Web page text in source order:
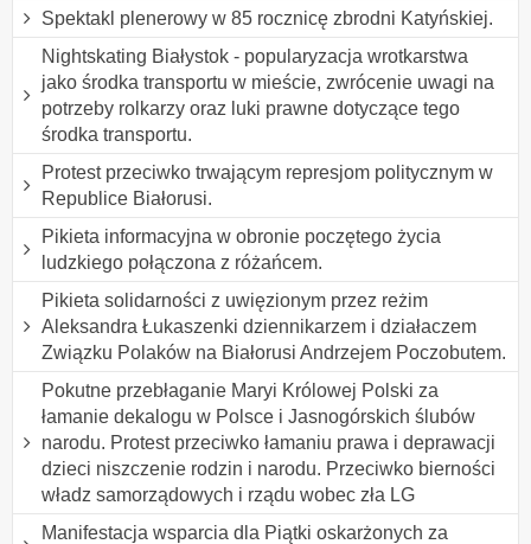
Spektakl plenerowy w 85 rocznicę zbrodni Katyńskiej.
Nightskating Białystok - popularyzacja wrotkarstwa
jako środka transportu w mieście, zwrócenie uwagi na
potrzeby rolkarzy oraz luki prawne dotyczące tego
środka transportu.
Protest przeciwko trwającym represjom politycznym w
Republice Białorusi.
Pikieta informacyjna w obronie poczętego życia
ludzkiego połączona z różańcem.
Pikieta solidarności z uwięzionym przez reżim
Aleksandra Łukaszenki dziennikarzem i działaczem
Związku Polaków na Białorusi Andrzejem Poczobutem.
Pokutne przebłaganie Maryi Królowej Polski za
łamanie dekalogu w Polsce i Jasnogórskich ślubów
narodu. Protest przeciwko łamaniu prawa i deprawacji
dzieci niszczenie rodzin i narodu. Przeciwko bierności
władz samorządowych i rządu wobec zła LG
Manifestacja wsparcia dla Piątki oskarżonych za